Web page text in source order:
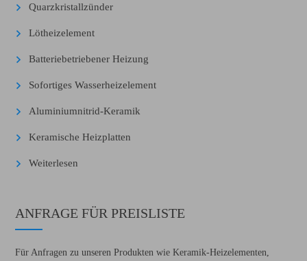
Quarzkristallzünder
Lötheizelement
Batteriebetriebener Heizung
Sofortiges Wasserheizelement
Aluminiumnitrid-Keramik
Keramische Heizplatten
Weiterlesen
ANFRAGE FÜR PREISLISTE
Für Anfragen zu unseren Produkten wie Keramik-Heizelementen,